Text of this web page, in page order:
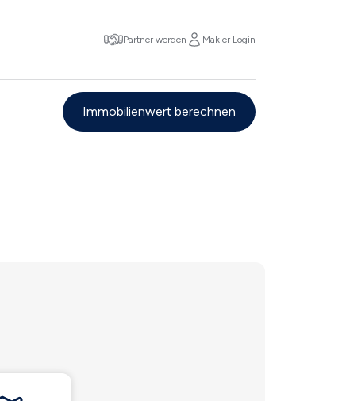
Partner werden Makler Login
Immobilienwert berechnen